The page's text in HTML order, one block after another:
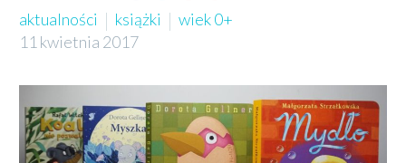
aktualności książki
wiek 0+
11 kwietnia 2017